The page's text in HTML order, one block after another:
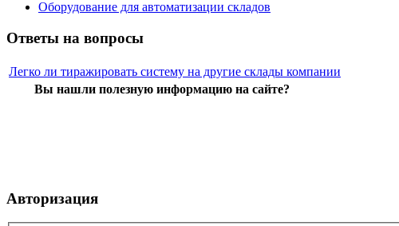
Оборудование для автоматизации складов
Ответы на вопросы
Легко ли тиражировать систему на другие склады компании
Вы нашли полезную информацию на сайте?
Авторизация